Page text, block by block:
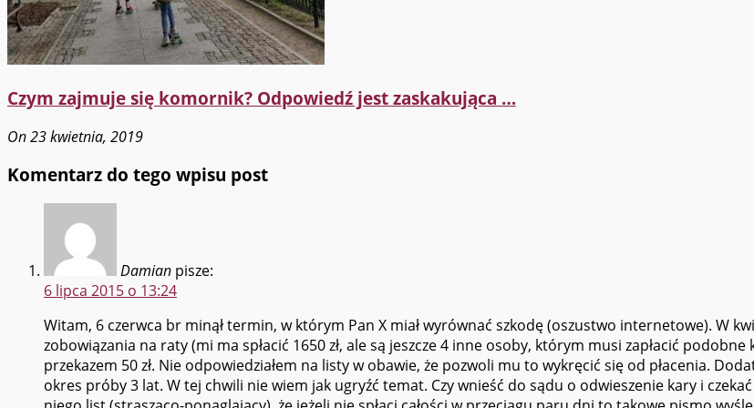
Czym zajmuje się komornik? Odpowiedź jest zaskakująca …
On 23 kwietnia, 2019
Komentarz do tego wpisu post
Damian pisze:
6 lipca 2015 o 13:24
Witam, 6 czerwca br minął termin, w którym Pan X miał wyrównać szkodę (oszustwo internetowe). W
zobowiązania na raty (mi ma spłacić 1650 zł, ale są jeszcze 4 inne osoby, którym musi zapłacić
przekazem 50 zł. Nie odpowiedziałem na listy w obawie, że pozwoli mu to wykręcić się od płacenia.
okres próby 3 lat. W tej chwili nie wiem jak ugryźć temat. Czy wnieść do sądu o odwieszenie kary i